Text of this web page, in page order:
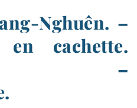
​Nghuên. –
cachette.
–